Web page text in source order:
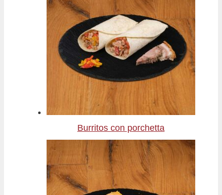
Burritos con porchetta